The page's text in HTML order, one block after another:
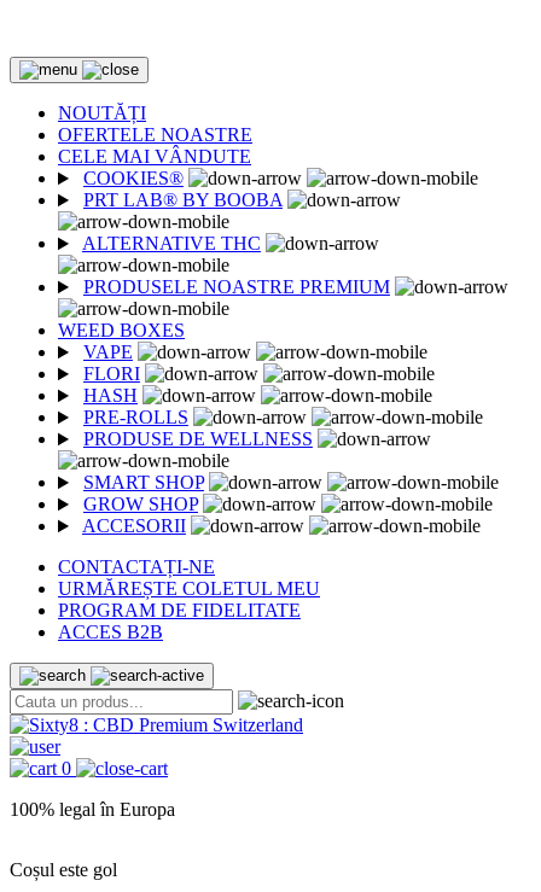
NOUTĂȚI
OFERTELE NOASTRE
CELE MAI VÂNDUTE
COOKIES®
PRT LAB® BY BOOBA
ALTERNATIVE THC
PRODUSELE NOASTRE PREMIUM
WEED BOXES
VAPE
FLORI
HASH
PRE-ROLLS
PRODUSE DE WELLNESS
SMART SHOP
GROW SHOP
ACCESORII
CONTACTAȚI-NE
URMĂREȘTE COLETUL MEU
PROGRAM DE FIDELITATE
ACCES B2B
0
100% legal în Europa
Coșul este gol